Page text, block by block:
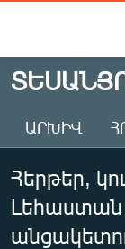
Անցնել
հիմնական
Անցնել
հիմնական
մենյուին
Որոնում
ԱԶԱՏՈՒԹՅՈՒՆ
ՀԱՅԱՍՏԱՆ
ԻՐԱՎՈՒՆՔ
ԱՐԽԻՎ
Հերթեր,
Լեհաստան